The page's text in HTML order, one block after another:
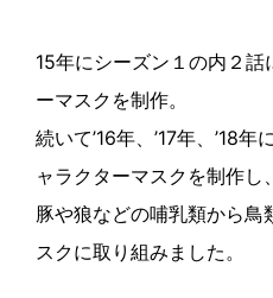
15年にシーズン１の内２
ーマスクを制作。
続いて’16年、’17年、’18
ャラクターマスクを制作し、
豚や狼などの哺乳類から鳥
スクに取り組みました。